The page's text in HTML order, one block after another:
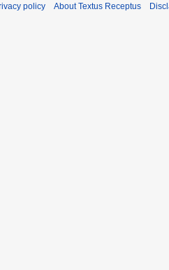
policy About Textus Receptus